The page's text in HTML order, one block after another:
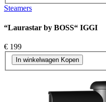
Steamers
“Laurastar by BOSS“ IGGI
€ 199
In winkelwagen Kopen